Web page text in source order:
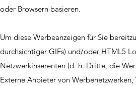
oder Browsern basieren.
Um diese Werbeanzeigen für Sie
durchsichtiger GIFs) und/oder HTML5
Netzwerkinserenten (d. h. Dritte, die
Externe Anbieter von